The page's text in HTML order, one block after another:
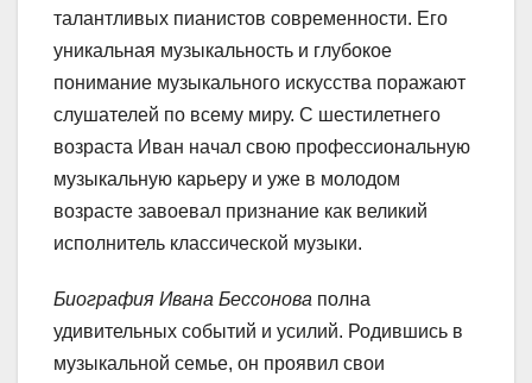
талантливых пианистов современности. Его
уникальная музыкальность и глубокое
понимание музыкального искусства поражают
слушателей по всему миру. С шестилетнего
возраста Иван начал свою профессиональную
музыкальную карьеру и уже в молодом
возрасте завоевал признание как великий
исполнитель классической музыки.
Биография Ивана Бессонова полна
удивительных событий и усилий. Родившись в
музыкальной семье, он проявил свои